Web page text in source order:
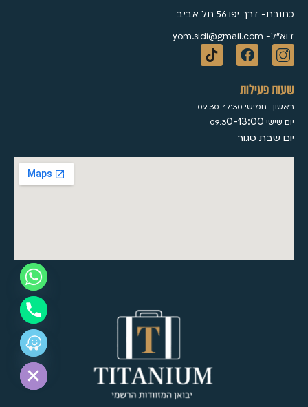
כתובת- דרך יפו 56 תל אביב
דוא״ל- yom.sidi@gmail.com
שעות פעילות
ראשון- חמישי 09:30-17:30
יום שישי 09:3 0-13:00
יום שבת סגור
Hide chaty